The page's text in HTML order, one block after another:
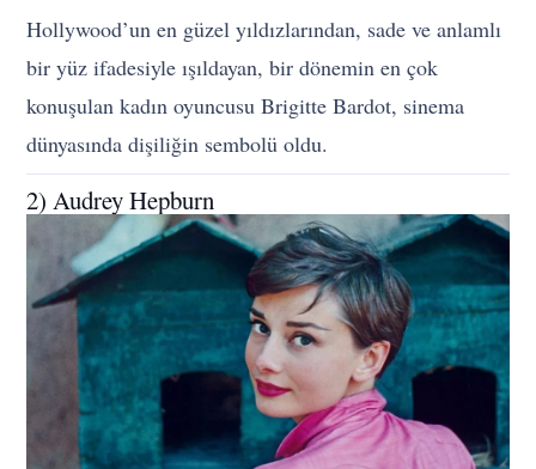
Hollywood’un en güzel yıldızlarından, sade ve anlamlı
bir yüz ifadesiyle ışıldayan, bir dönemin en çok
konuşulan kadın oyuncusu Brigitte Bardot, sinema
dünyasında dişiliğin sembolü oldu.
2) Audrey Hepburn